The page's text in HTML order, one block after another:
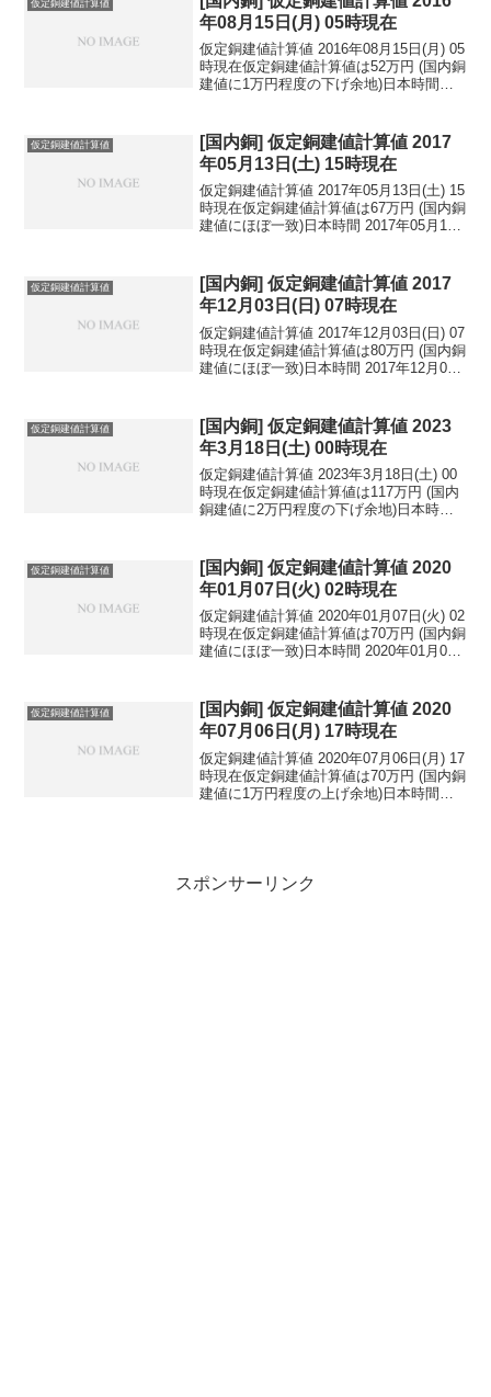
仮定銅建値計算値
年08月15日(月) 05時現在
仮定銅建値計算値 2016年08月15日(月) 05
時現在仮定銅建値計算値は52万円 (国内銅
建値に1万円程度の下げ余地)日本時間
民元：1...
仮定銅建値計算値
[国内銅] 仮定銅建値計算値 2017
年05月13日(土) 15時現在
仮定銅建値計算値 2017年05月13日(土) 15
時現在仮定銅建値計算値は67万円 (国内銅
建値にほぼ一致)日本時間 2017年05月13
円...
仮定銅建値計算値
[国内銅] 仮定銅建値計算値 2017
年12月03日(日) 07時現在
仮定銅建値計算値 2017年12月03日(日) 07
時現在仮定銅建値計算値は80万円 (国内銅
建値にほぼ一致)日本時間 2017年12月03
円...
仮定銅建値計算値
[国内銅] 仮定銅建値計算値 2023
年3月18日(土) 00時現在
仮定銅建値計算値 2023年3月18日(土) 00
時現在仮定銅建値計算値は117万円 (国内
銅建値に2万円程度の下げ余地)日本時間
1ドル：...
仮定銅建値計算値
[国内銅] 仮定銅建値計算値 2020
年01月07日(火) 02時現在
仮定銅建値計算値 2020年01月07日(火) 02
時現在仮定銅建値計算値は70万円 (国内銅
建値にほぼ一致)日本時間 2020年01月07
円...
仮定銅建値計算値
[国内銅] 仮定銅建値計算値 2020
年07月06日(月) 17時現在
仮定銅建値計算値 2020年07月06日(月) 17
時現在仮定銅建値計算値は70万円 (国内銅
建値に1万円程度の上げ余地)日本時間
スポンサーリンク